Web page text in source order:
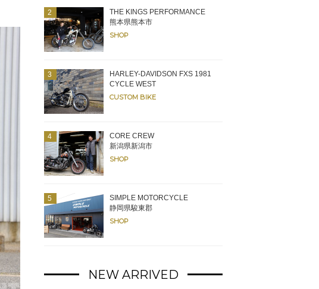
THE KINGS PERFORMANCE
熊本県熊本市
SHOP
HARLEY-DAVIDSON FXS 1981
CYCLE WEST
CUSTOM BIKE
CORE CREW
新潟県新潟市
SHOP
SIMPLE MOTORCYCLE
静岡県駿東郡
SHOP
NEW ARRIVED